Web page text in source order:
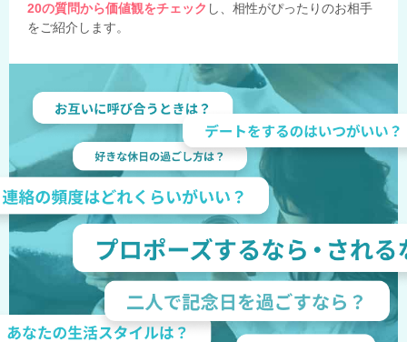
20の質問から価値観をチェック し、相性がぴったりのお相手
をご紹介します。